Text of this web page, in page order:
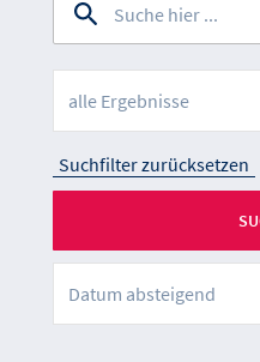
alle Ergebnisse
Suchfilter zurücksetzen
Datum absteigend